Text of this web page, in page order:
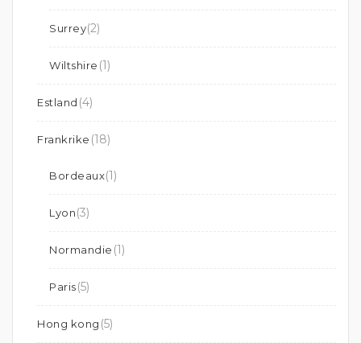
Surrey(2)
Wiltshire (1)
Estland (4)
Frankrike (18)
Bordeaux(1)
Lyon(3)
Normandie (1)
Paris(5)
Hong kong (5)